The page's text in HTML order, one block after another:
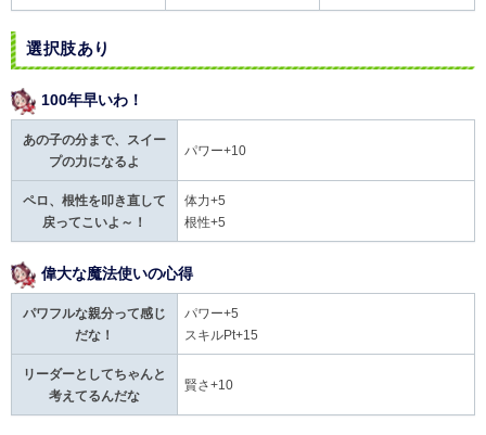
選択肢あり
100年早いわ！
あの子の分まで、スイー
プの力になるよ
パワー+10
ペロ、根性を叩き直して
戻ってこいよ～！
体力+5
根性+5
偉大な魔法使いの心得
パワフルな親分って感じ
だな！
パワー+5
スキルPt+15
リーダーとしてちゃんと
考えてるんだな
賢さ+10